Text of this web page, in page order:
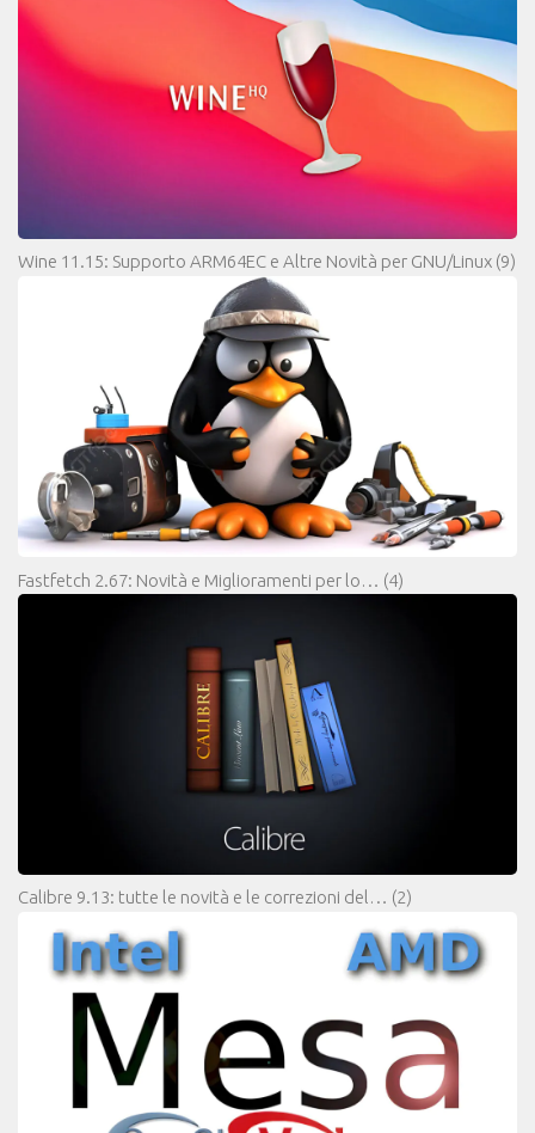
Wine 11.15: Supporto ARM64EC e Altre Novità per GNU/Linux (9)
Fastfetch 2.67: Novità e Miglioramenti per lo… (4)
Calibre 9.13: tutte le novità e le correzioni del… (2)